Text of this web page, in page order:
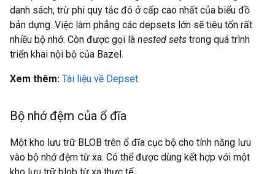
danh sách, trừ phi quy tắc đó ở cấp cao nhất của biểu đồ
bản dựng. Việc làm phẳng các depsets lớn sẽ tiêu tốn rất
nhiều bộ nhớ. Còn được gọi là nested sets trong quá trình
triển khai nội bộ của Bazel.
Xem thêm: Tài liệu về Depset
Bộ nhớ đệm của ổ đĩa
Một kho lưu trữ BLOB trên ổ đĩa cục bộ cho tính năng lưu
vào bộ nhớ đệm từ xa. Có thể được dùng kết hợp với một